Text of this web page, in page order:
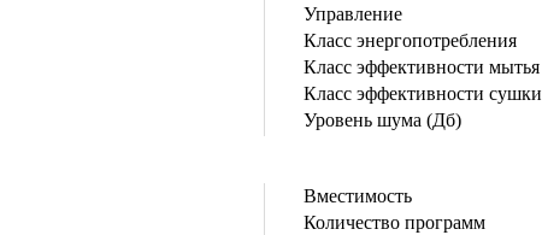
Управление
Класс энергопотребления
Класс эффективности мытья
Класс эффективности сушки
Уровень шума (Дб)
Вместимость
Количество программ